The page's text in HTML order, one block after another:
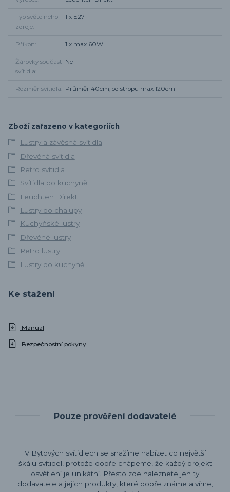
Typ světelného
zdroje
1 x E27
Příkon 1 x max 60W
Žárovky součástí
svítidla
Ne
Rozměr svítidla Průměr 40cm, od stropu max 120cm
Zboží zařazeno v kategoriích
Lustry a závěsná svítidla
Dřevěná svítidla
Retro svítidla
Svítidla do kuchyně
Leuchten Direkt
Lustry do chalupy
Kuchyňské lustry
Dřevěné lustry
Retro lustry
Lustry do kuchyně
Ke stažení
Manual
Bezpečnostní pokyny
Pouze prověření dodavatelé
V Bytových svítidlech se snažíme nabízet co největší
škálu svítidel, protože dobře chápeme, že každý projekt
osvětlení je unikátní. Přesto zde naleznete jen ty
dodavatele a jejich produkty, které dobře známe a víme,